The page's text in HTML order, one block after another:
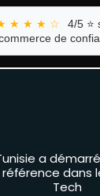
★ ★ ★ ☆
4/5 ⭐
de
a
dans
Tech